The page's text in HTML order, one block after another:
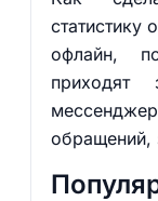
статистику
офлайн,
приходят
обращений,